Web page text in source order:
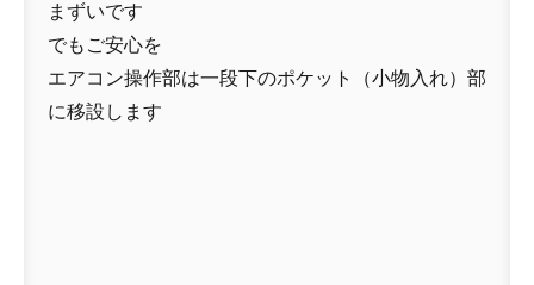
まずいです
でもご安心を
エアコン操作部は一段下のポケット（小物入れ）部
に移設します